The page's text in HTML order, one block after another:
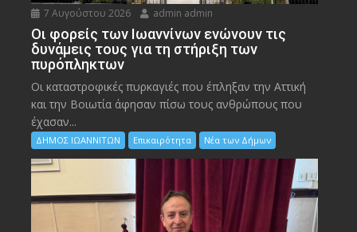
7 Αυγούστου 2026 admin admin
Οι φορείς των Ιωαννίνων ενώνουν τις
δυνάμεις τους για τη στήριξη των
πυρόπληκτων
Οι καταστροφικές πυρκαγιές που έπληξαν την Αττική
και την Bοιωτία άφησαν πίσω τους ανθρώπους που
έχασαν...
ΔΗΜΟΣ ΙΩΑΝΝΙΤΩΝ Επικαιρότητα Νέα των Δήμων